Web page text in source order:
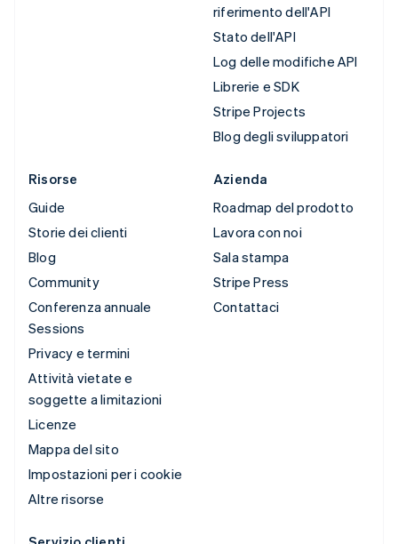
riferimento dell'API
Stato dell'API
Log delle modifiche API
Librerie e SDK
Stripe Projects
Blog degli sviluppatori
Risorse
Guide
Storie dei clienti
Blog
Community
Conferenza annuale
Sessions
Privacy e termini
Attività vietate e
soggette a limitazioni
Licenze
Mappa del sito
Impostazioni per i cookie
Altre risorse
Azienda
Roadmap del prodotto
Lavora con noi
Sala stampa
Stripe Press
Contattaci